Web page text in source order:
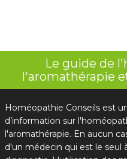
Le guide de
l'aromathérapie
Homéopathie Conseils est
d’information sur
l'aromathérapie. En aucun
d'un médecin qui est le seul